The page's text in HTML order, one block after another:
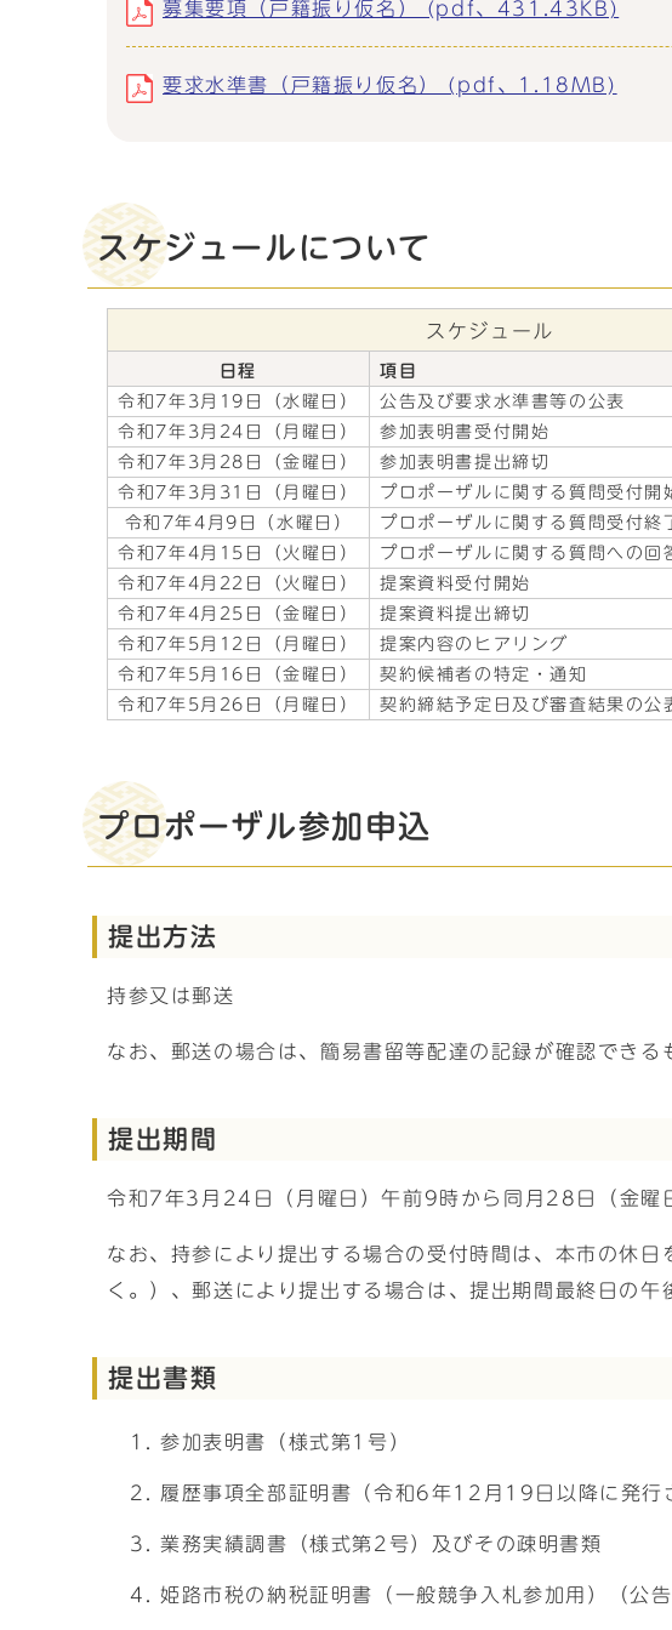
募集要項（戸籍振り仮名） (pdf、431.43KB)
要求水準書（戸籍振り仮名） (pdf、1.18MB)
スケジュールについて
スケジュール
日程 項目
令和7年3月19日（水曜日）
公告及び要求水準書等の公表
令和7年3月24日（月曜日）
参加表明書受付開始
令和7年3月28日（金曜日）
参加表明書提出締切
令和7年3月31日（月曜日）
プロポーザルに関する質問受付開
令和7年4月9日（水曜日）
プロポーザルに関する質問受付終
令和7年4月15日（火曜日）
プロポーザルに関する質問への回
令和7年4月22日（火曜日）
提案資料受付開始
令和7年4月25日（金曜日）
提案資料提出締切
令和7年5月12日（月曜日）
提案内容のヒアリング
令和7年5月16日（金曜日）
契約候補者の特定・通知
令和7年5月26日（月曜日）
契約締結予定日及び審査結果の公
プロポーザル参加申込
提出方法
持参又は郵送
なお、郵送の場合は、簡易書留等配達の記録が確認できる
提出期間
令和7年3月24日（月曜日）午前9時から同月28日（金曜
なお、持参により提出する場合の受付時間は、本市の休
く。）、郵送により提出する場合は、提出期間最終日の午
提出書類
参加表明書（様式第1号）
履歴事項全部証明書（令和6年12月19日以降に発行
業務実績調書（様式第2号）及びその疎明書類
姫路市税の納税証明書（一般競争入札参加用）（公